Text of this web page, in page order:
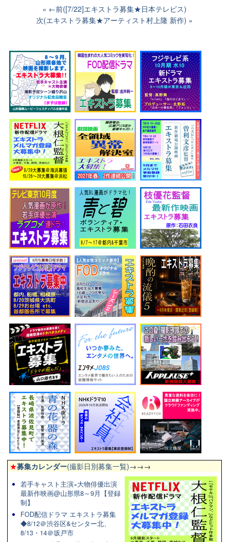
←前([7/22]エキストラ募集★日本テレビス)
次(エキストラ募集★アーティスト村上隆 新作)
★募集カレンダー(撮影日別募集一覧)→→→
若手キャスト主演×大物俳優出演
最新作映画@山形県8～9月【登録
制】
FOD配信ドラマ エキストラ募集
◆8/12＠渋谷区&センター北、
8/13・14＠坂戸市